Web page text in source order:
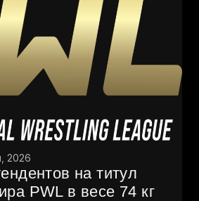
2026
на титул
PWL в весе 74 кг